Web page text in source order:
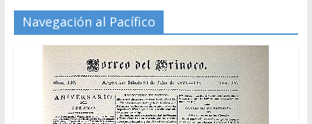
Navegación al Pacífico